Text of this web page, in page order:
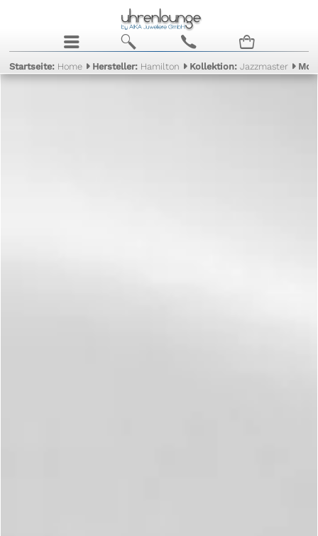
j b c n
Startseite: Home Hersteller: Hamilton Kollektion:Jazzmaster